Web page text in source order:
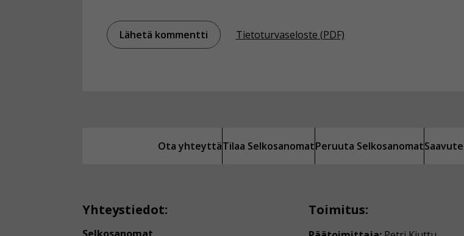
Tietoturvaseloste (PDF)
Ota yhteyttäTilaa SelkosanomatPeruuta Selkosanomat
Yhteystiedot: Toimitus: